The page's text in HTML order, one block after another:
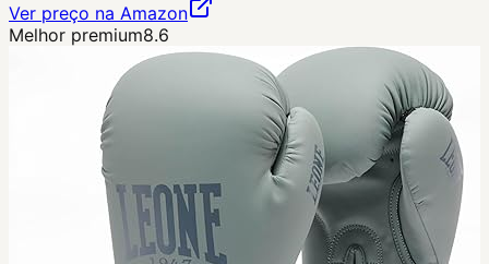
Ver preço na Amazon
Melhor premium8.6